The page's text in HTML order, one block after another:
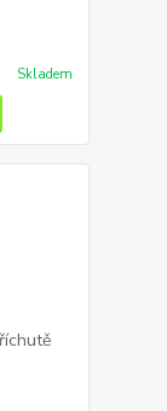
Skladem